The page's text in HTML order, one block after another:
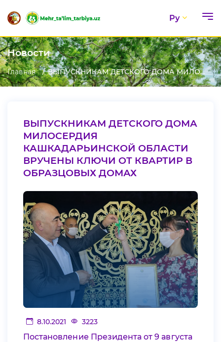
Ру
Новости
Главная ВЫПУСКНИКАМ ДЕТСКОГО ДОМА МИЛО...
ВЫПУСКНИКАМ ДЕТСКОГО ДОМА
МИЛОСЕРДИЯ
КАШКАДАРЬИНСКОЙ ОБЛАСТИ
ВРУЧЕНЫ КЛЮЧИ ОТ КВАРТИР В
ОБРАЗЦОВЫХ ДОМАХ
8.10.2021 3223
Постановление Президента от 9 августа